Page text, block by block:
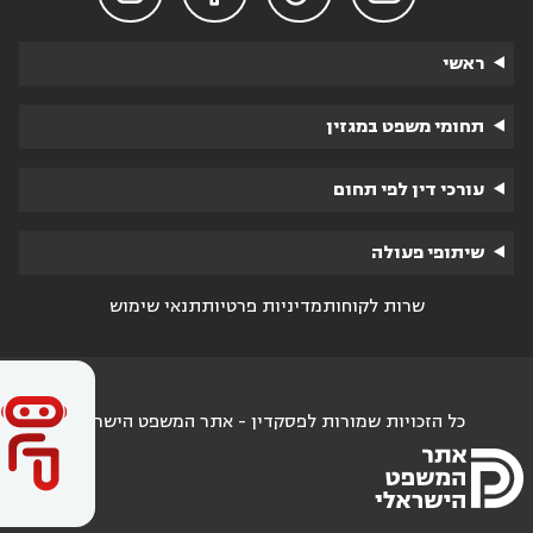
ראשי
תחומי משפט במגזין
עורכי דין לפי תחום
שיתופי פעולה
שרות לקוחותמדיניות פרטיותתנאי שימוש
כל הזכויות שמורות לפסקדין - אתר המשפט הישראלי